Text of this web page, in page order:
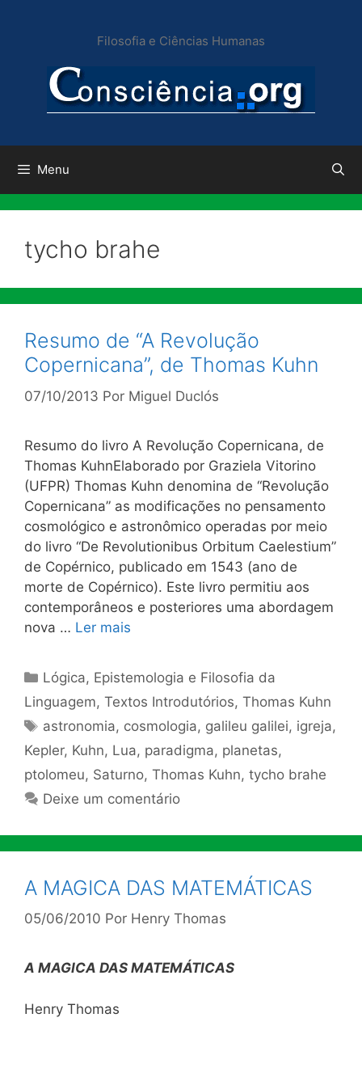
conteúdo
Filosofia e Ciências Humanas
Menu
tycho brahe
Resumo de “A Revolução
Copernicana”, de Thomas Kuhn
07/10/2013 Por Miguel Duclós
Resumo do livro A Revolução Copernicana, de
Thomas KuhnElaborado por Graziela Vitorino
(UFPR) Thomas Kuhn denomina de “Revolução
Copernicana” as modificações no pensamento
cosmológico e astronômico operadas por meio
do livro “De Revolutionibus Orbitum Caelestium”
de Copérnico, publicado em 1543 (ano de
morte de Copérnico). Este livro permitiu aos
contemporâneos e posteriores uma abordagem
nova … Ler mais
Categorias
Lógica, Epistemologia e Filosofia da
Linguagem, Textos Introdutórios, Thomas Kuhn
Tags
astronomia, cosmologia, galileu galilei, igreja,
Kepler, Kuhn, Lua, paradigma, planetas,
ptolomeu, Saturno, Thomas Kuhn, tycho brahe
Deixe um comentário
A MAGICA DAS MATEMÁTICAS
05/06/2010 Por Henry Thomas
A MAGICA DAS MATEMÁTICAS
Henry Thomas